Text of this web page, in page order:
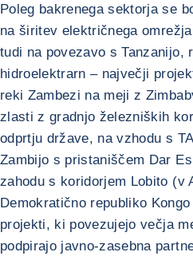
Poleg bakrenega sektorja se
na širitev električnega
tudi na povezavo s Tanzanijo,
hidroelektrarn – največji
reki Zambezi na meji z
zlasti z gradnjo železniških
odprtju države, na vzhodu s
Zambijo s pristaniščem Dar
zahodu s koridorjem Lobito (v
Demokratično republiko
projekti, ki povezujejo večja
podpirajo javno-zasebna